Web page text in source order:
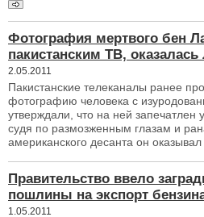
Фотография мертвого бен
пакистанским ТВ,
2.05.2011
Пакистанские телеканалы ранее
фотографию человека с
утверждали, что на ней запечатлен
судя по размозженным глазам и
американского десанта он оказывал
Правительство ввело
пошлины на экспорт
1.05.2011